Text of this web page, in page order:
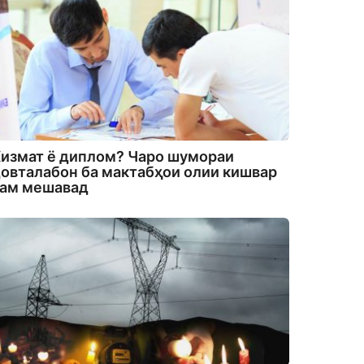
ё диплом? Чаро шумораи
ба мактабҳои олии кишвар
мешавад